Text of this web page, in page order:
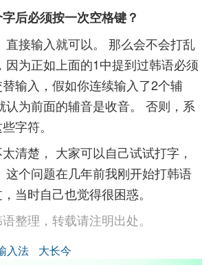
后必须按一次空格键？
直接输入就可以。 那么会不会打乱
因为正如上面的1中提到过韩语必须
输入，假如你连续输入了2个辅
认为前面的辅音是收音。 否则，系
字符。
清楚， 大家可以自己试试打字，
这个问题在几年前我刚开始打韩语
当时自己也觉得很困惑。
整理，转载请注明出处。
入法 大长今